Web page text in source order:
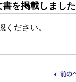
を掲載しました
ください。